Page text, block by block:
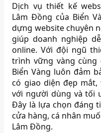
Dịch vụ thiết kế
Lâm Đồng của Biển
dựng website chuyên
giúp doanh nghiệp
online. Với đội ngũ
trình vững vàng
Biển Vàng luôn đảm
có giao diện đẹp
với người dùng và tối
Đây là lựa chọn đáng
cửa hàng, cá nhân
Lâm Đồng.